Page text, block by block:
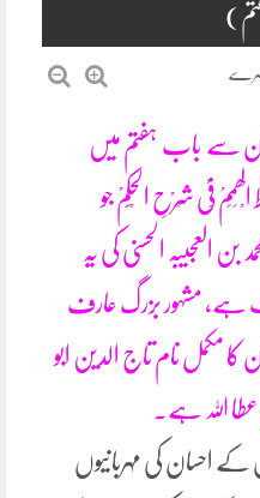
سے باب ہفتم میں
الْھِمَمْ فِیْ شَرْحِ الْحِکَمْ جو
العجیبہ الحسنی کی یہ
ہے، مشہور بزرگ عارف
کا مکمل نام تاج الدین ابو
اللہ ہے۔
کے احسان کی مہربانیوں